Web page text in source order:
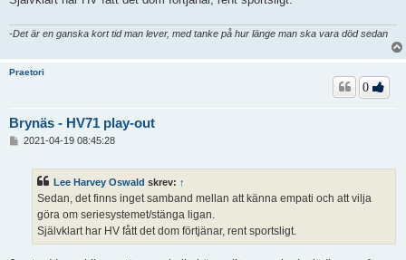
-Det är en ganska kort tid man lever, med tanke på hur länge man ska vara död sedan
Praetori
Brynäs - HV71 play-out
0
2021-04-19 08:45:28
Lee Harvey Oswald skrev: ↑
Sedan, det finns inget samband mellan att känna empati och att vilja
göra om seriesystemet/stänga ligan.
Självklart har HV fått det dom förtjänar, rent sportsligt.